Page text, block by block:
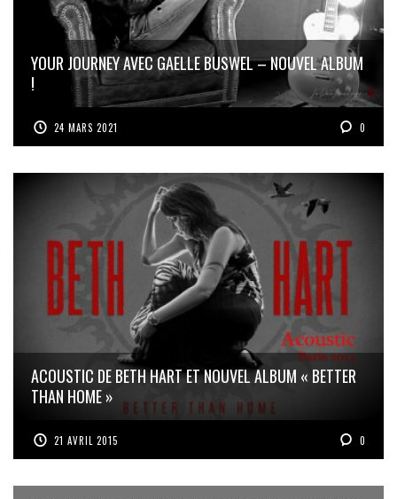
YOUR JOURNEY AVEC GAELLE BUSWEL – NOUVEL ALBUM
!
24 MARS 2021 0
ACOUSTIC DE BETH HART ET NOUVEL ALBUM « BETTER
THAN HOME »
21 AVRIL 2015 0